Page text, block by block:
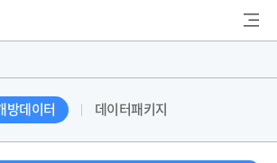
색
방데이터 데이터패키지